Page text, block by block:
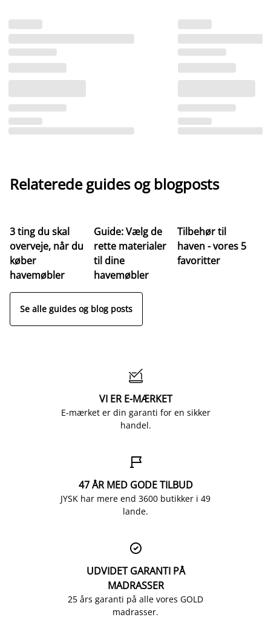
Relaterede guides og blogposts
3 ting du skal
overveje, når du
køber
havemøbler
Guide: Vælg de
rette materialer
til dine
havemøbler
Tilbehør til
haven - vores 5
favoritter
Se alle guides og blog posts

VI ER E-MÆRKET
E-mærket er din garanti for en sikker
handel.

47 ÅR MED GODE TILBUD
JYSK har mere end 3600 butikker i 49
lande.

UDVIDET GARANTI PÅ
MADRASSER
25 års garanti på alle vores GOLD
madrasser.